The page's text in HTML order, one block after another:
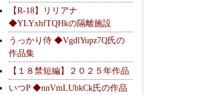
【R-18】リリアナ
◆YLYxhfTQHkの隔離施設
うっかり侍 ◆VgdlYupz7Q氏の
作品集
【１８禁短編】２０２５年作品
いつP ◆nnVmLUbkCk氏の作品